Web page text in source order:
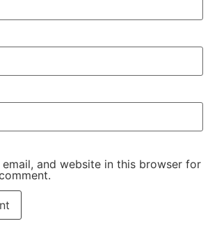
email, and website in this browser for